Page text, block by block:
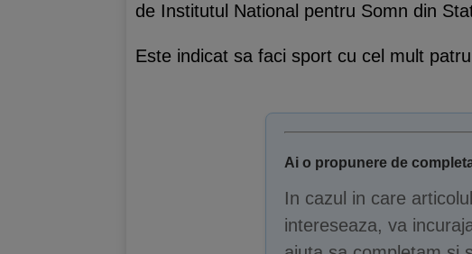
de Institutul National pentru Somn din
Este indicat sa faci sport cu cel mult
Ai o propunere de
In cazul in care
intereseaza, va